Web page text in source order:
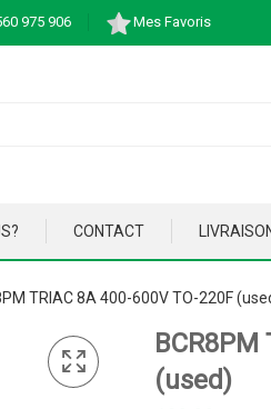
975 906 Mes Favoris
CONTACT
TRIAC 8A 400-600V TO-220F
BCR8PM
(used)